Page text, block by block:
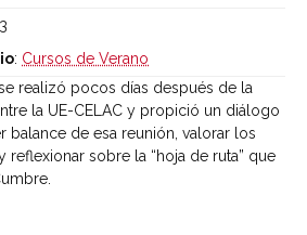
: Cursos de Verano
realizó pocos días después de la
la UE-CELAC y propició un diálogo
balance de esa reunión, valorar los
reflexionar sobre la “hoja de ruta” que